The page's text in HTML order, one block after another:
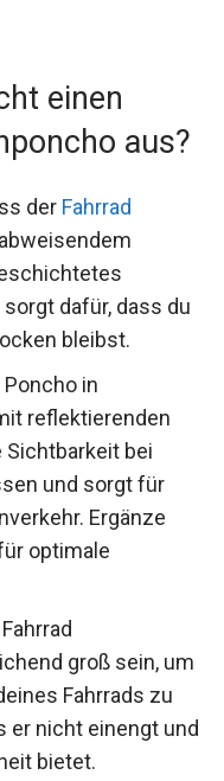
einen
aus?
der Fahrrad
dafür, dass du
bleibst.
in
reflektierenden
Sichtbarkeit bei
und sorgt für
Ergänze
optimale
groß sein, um
Fahrrads zu
er nicht einengt und
bietet.